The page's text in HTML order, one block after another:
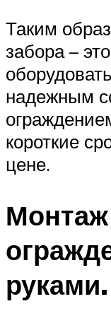
Таким
забора –
надежным
короткие
цене.
руками.